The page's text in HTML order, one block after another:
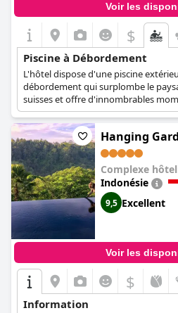
Voir les
$
Piscine à Débordement
L'hôtel dispose d'une piscine
débordement qui surplombe le
suisses et offre d'innombrables
clients.
Hanging
Complexe
Indonésie
9,5 Excellent
Voir les
$
Information